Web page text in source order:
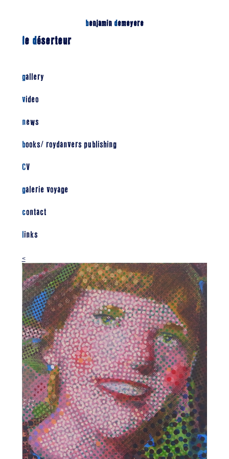
benjamin demeyere
le déserteur
gallery
video
news
books/ roydanvers publishing
CV
galerie voyage
contact
links
<